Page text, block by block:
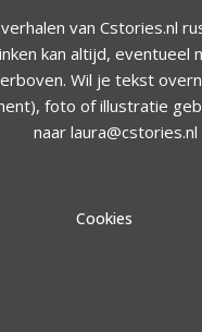
van Cstories.nl
kan altijd, eventueel
Wil je tekst
foto of illustratie
naar laura@cstories.nl
Cookies